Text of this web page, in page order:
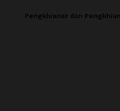
Pengkhianat dan